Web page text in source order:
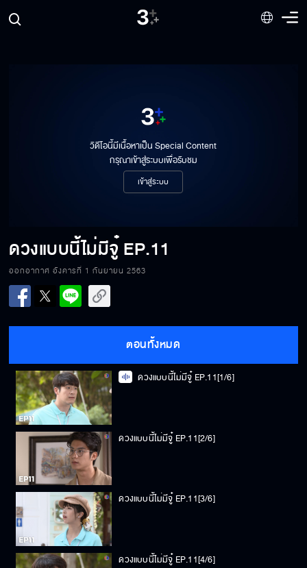
วิดีโอนี้มีเนื้อหาเป็น Special Content
กรุณาเข้าสู่ระบบเพื่อรับชม
เข้าสู่ระบบ
ดวงแบบนี้ไม่มีจู๋ EP.11
ออกอากาศ อังคารที่ 1 กันยายน 2563
ตอนทั้งหมด
ดวงแบบนี้ไม่มีจู๋ EP.11[1/6]
ดวงแบบนี้ไม่มีจู๋ EP.11[2/6]
ดวงแบบนี้ไม่มีจู๋ EP.11[3/6]
ดวงแบบนี้ไม่มีจู๋ EP.11[4/6]